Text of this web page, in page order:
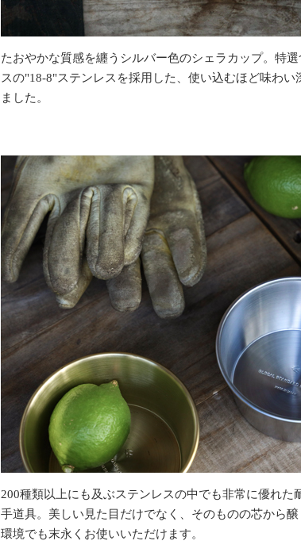
たおやかな質感を纏うシルバー色のシェラカップ。特
スの"18-8"ステンレスを採用した、使い込むほど味わ
ました。
200種類以上にも及ぶステンレスの中でも非常に優れた
手道具。美しい見た目だけでなく、そのものの芯から
環境でも末永くお使いいただけます。